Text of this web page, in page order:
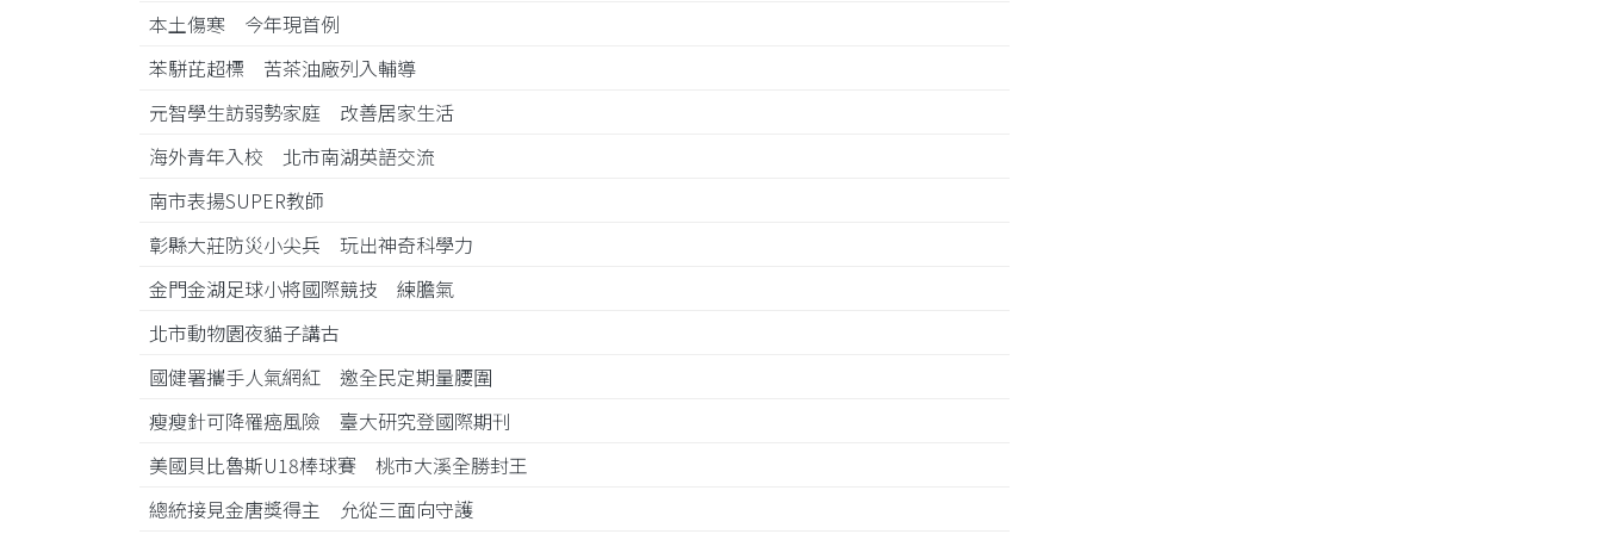
本土傷寒 今年現首例
苯駢芘超標 苦茶油廠列入輔導
元智學生訪弱勢家庭 改善居家生活
海外青年入校 北市南湖英語交流
南市表揚SUPER教師
彰縣大莊防災小尖兵 玩出神奇科學力
金門金湖足球小將國際競技 練膽氣
北市動物園夜貓子講古
國健署攜手人氣網紅 邀全民定期量腰圍
瘦瘦針可降罹癌風險 臺大研究登國際期刊
美國貝比魯斯U18棒球賽 桃市大溪全勝封王
總統接見金唐獎得主 允從三面向守護